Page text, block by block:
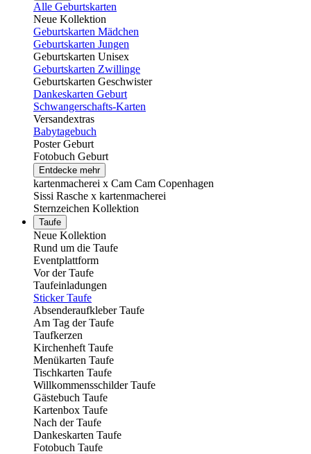
Alle Geburtskarten
Neue Kollektion
Geburtskarten Mädchen
Geburtskarten Jungen
Geburtskarten Unisex
Geburtskarten Zwillinge
Geburtskarten Geschwister
Dankeskarten Geburt
Schwangerschafts-Karten
Versandextras
Babytagebuch
Poster Geburt
Fotobuch Geburt
Entdecke mehr
kartenmacherei x Cam Cam Copenhagen
Sissi Rasche x kartenmacherei
Sternzeichen Kollektion
Taufe
Neue Kollektion
Rund um die Taufe
Eventplattform
Vor der Taufe
Taufeinladungen
Sticker Taufe
Absenderaufkleber Taufe
Am Tag der Taufe
Taufkerzen
Kirchenheft Taufe
Menükarten Taufe
Tischkarten Taufe
Willkommensschilder Taufe
Gästebuch Taufe
Kartenbox Taufe
Nach der Taufe
Dankeskarten Taufe
Fotobuch Taufe